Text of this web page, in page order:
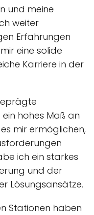
und meine
weiter
Erfahrungen
eine solide
Karriere in der
hohes Maß an
mir ermöglichen,
ich ein starkes
und der
Lösungsansätze.
Stationen haben